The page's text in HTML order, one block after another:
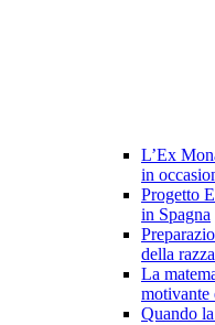
L’Ex
in
Progetto
in Spagna
della
La
motivante
Quando